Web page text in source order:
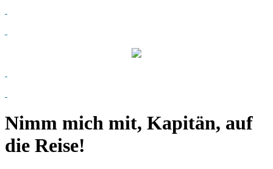
Nimm mich mit, Kapitän, auf
die Reise!